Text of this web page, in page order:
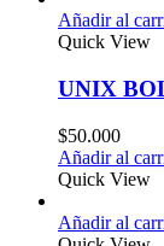
Añadir al
Quick View
UNIX
$50.000
Añadir al
Quick View
Añadir al